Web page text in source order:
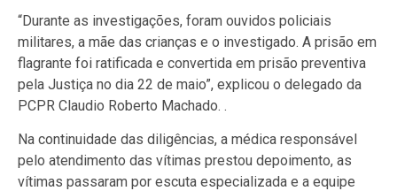
“Durante as investigações, foram ouvidos policiais
militares, a mãe das crianças e o investigado. A prisão em
flagrante foi ratificada e convertida em prisão preventiva
pela Justiça no dia 22 de maio”, explicou o delegado da
PCPR Claudio Roberto Machado. .
Na continuidade das diligências, a médica responsável
pelo atendimento das vítimas prestou depoimento, as
vítimas passaram por escuta especializada e a equipe